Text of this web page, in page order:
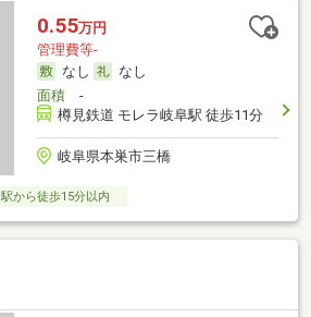
0.55万円
管理費等-
なし
なし
面積-
樽見鉄道 モレラ岐阜駅 徒歩11分
岐阜県本巣市三橋
駅から徒歩15分以内